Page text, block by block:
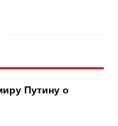
Путину о